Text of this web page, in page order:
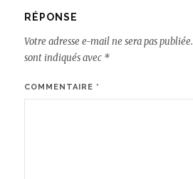
RÉPONSE
Votre adresse e-mail ne sera pas publiée.
sont indiqués avec *
COMMENTAIRE *